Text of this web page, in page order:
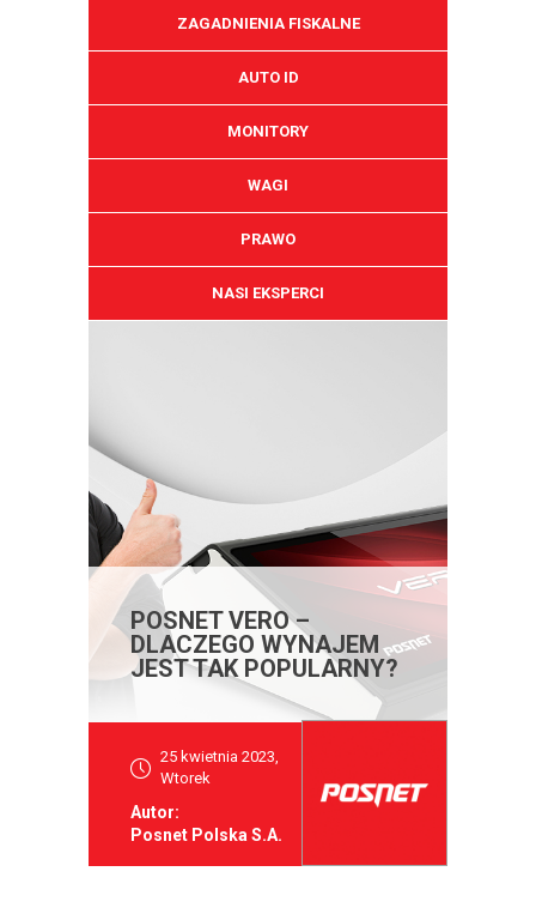
ZAGADNIENIA FISKALNE
AUTO ID
MONITORY
WAGI
PRAWO
NASI EKSPERCI
POSNET VERO –
DLACZEGO WYNAJEM
JEST TAK POPULARNY?
25 kwietnia 2023,
Wtorek
Autor:
Posnet Polska S.A.